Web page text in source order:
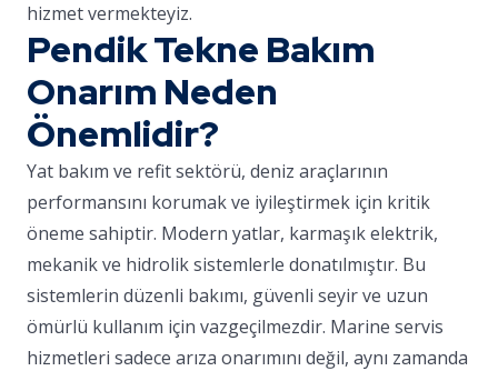
hizmet vermekteyiz.
Pendik Tekne Bakım
Onarım Neden
Önemlidir?
Yat bakım ve refit sektörü, deniz araçlarının
performansını korumak ve iyileştirmek için kritik
öneme sahiptir. Modern yatlar, karmaşık elektrik,
mekanik ve hidrolik sistemlerle donatılmıştır. Bu
sistemlerin düzenli bakımı, güvenli seyir ve uzun
ömürlü kullanım için vazgeçilmezdir. Marine servis
hizmetleri sadece arıza onarımını değil, aynı zamanda